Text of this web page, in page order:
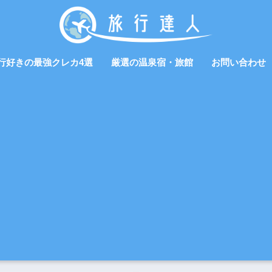
好きの最強クレカ4選 厳選の温泉宿・旅館 お問い合わせ